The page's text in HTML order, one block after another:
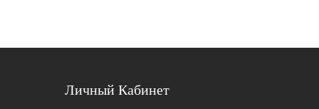
Личный Кабинет